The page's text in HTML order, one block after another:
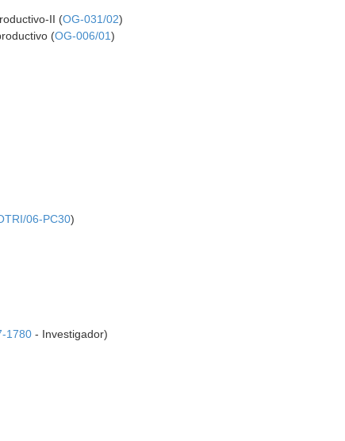
II (OG-031/02)
(OG-006/01)
06-PC30)
1780 - Investigador)